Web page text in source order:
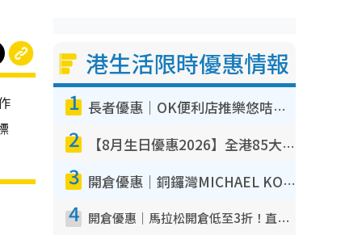
港生活限時優惠情報
1 長者優惠｜OK便利店推樂悠咭優惠！買麵包/牛奶/保健品拍卡即減
2 【8月生日優惠2026】全港85大食買玩著數攻略 自助餐/火鍋放題同行免費＋誠品/DONKI送現金券
3 開倉優惠｜銅鑼灣MICHAEL KORS開倉低至17折！直擊$500起買手袋/銀包/鞋款 必買經典Jet Set系列
4 開倉優惠｜馬拉松開倉低至3折！直擊$99起買adidas／New Balance／Puma鞋款 STANLEY保溫杯劈價至$119起